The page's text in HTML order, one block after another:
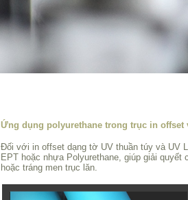
Ứng dụng polyurethane trong trục in offset
Đối với in offset dạng tờ UV thuần túy và UV
EPT hoặc nhựa Polyurethane, giúp giải
hoặc tráng men trục lăn.